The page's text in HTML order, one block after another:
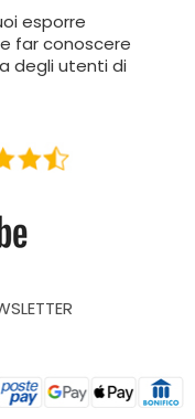
esporre
far conoscere
degli utenti di